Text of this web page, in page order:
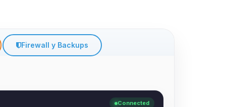
Firewall y Backups
Connected